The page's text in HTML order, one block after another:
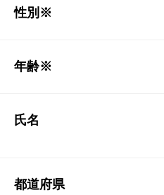
性別※
年齢※
氏名
都道府県